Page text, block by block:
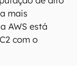
mais
AWS está
com o